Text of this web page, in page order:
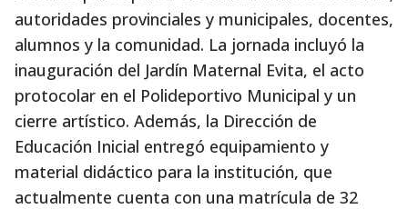
autoridades provinciales y municipales, docentes,
alumnos y la comunidad. La jornada incluyó la
inauguración del Jardín Maternal Evita, el acto
protocolar en el Polideportivo Municipal y un
cierre artístico. Además, la Dirección de
Educación Inicial entregó equipamiento y
material didáctico para la institución, que
actualmente cuenta con una matrícula de 32